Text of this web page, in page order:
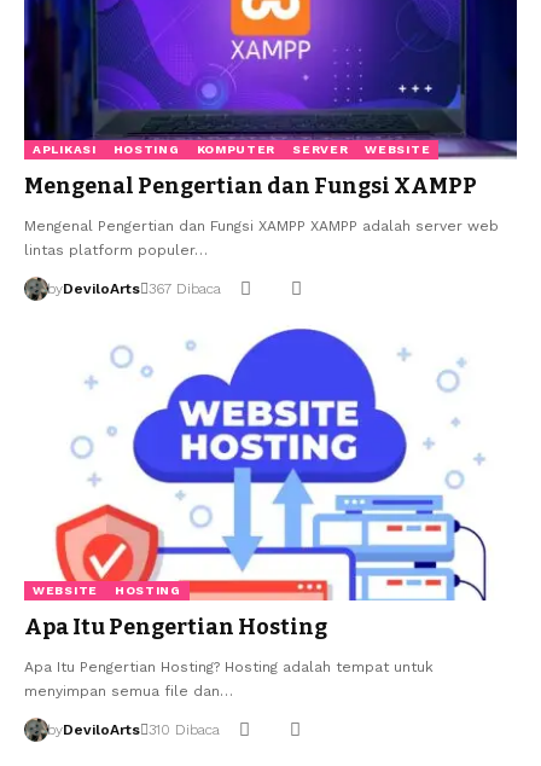
APLIKASI HOSTING KOMPUTER SERVER WEBSITE
Mengenal Pengertian dan Fungsi XAMPP
Mengenal Pengertian dan Fungsi XAMPP XAMPP adalah server web
lintas platform populer…
byDeviloArts 367 Dibaca
WEBSITE HOSTING
Apa Itu Pengertian Hosting
Apa Itu Pengertian Hosting? Hosting adalah tempat untuk
menyimpan semua file dan…
byDeviloArts 310 Dibaca